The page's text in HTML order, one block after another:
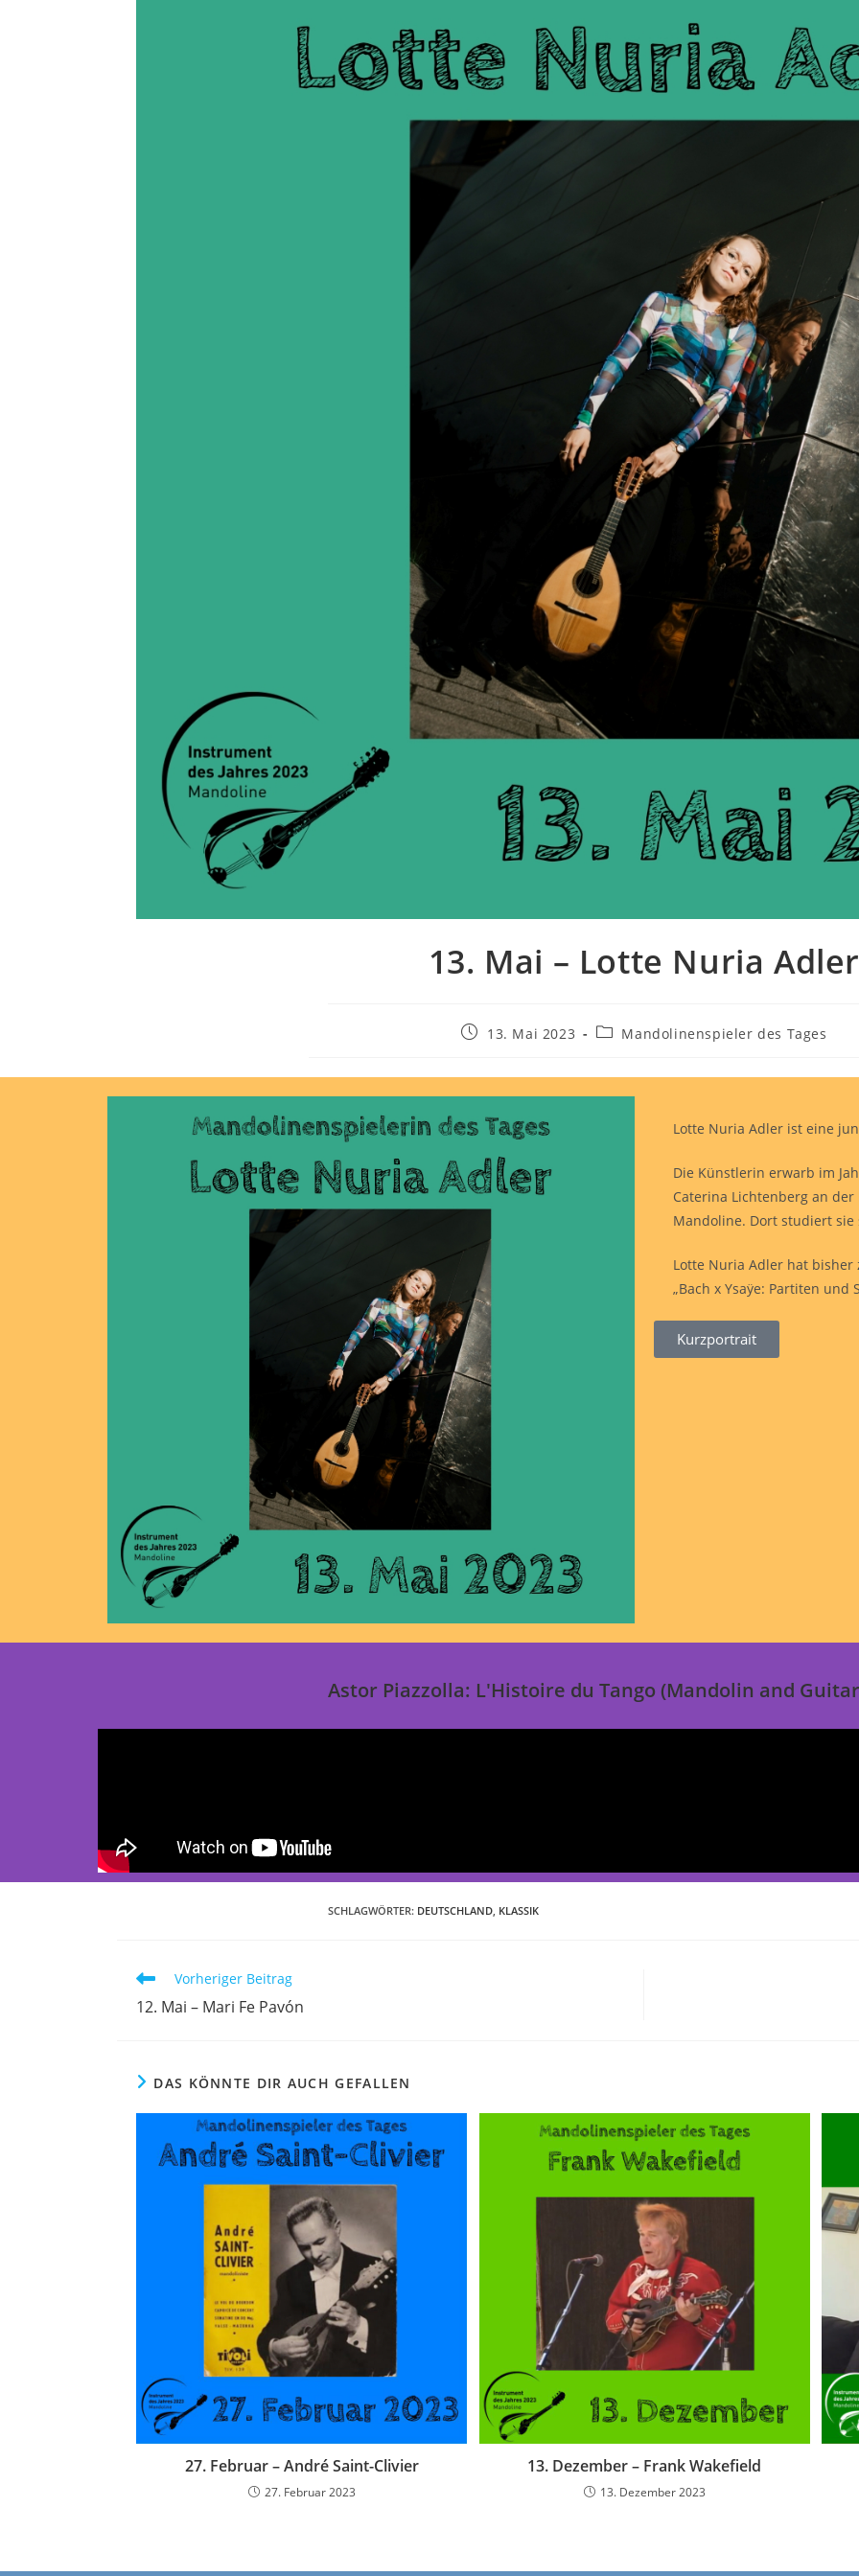
13. Mai – Lotte Nuria Adler
13. Mai 2023 Mandolinenspieler des Tages
Lotte Nuria Adler ist eine
Die Künstlerin erwarb im
Caterina Lichtenberg an
Mandoline. Dort studiert
Lotte Nuria Adler hat bisher
„Bach x Ysaÿe: Partiten und
Kurzportrait
Astor Piazzolla: L'Histoire du Tango (Mandolin and
SCHLAGWÖRTER: DEUTSCHLAND, KLASSIK
Vorheriger Beitrag
12. Mai – Mari Fe Pavón
DAS KÖNNTE DIR AUCH GEFALLEN
27. Februar – André Saint-Clivier
27. Februar 2023
13. Dezember – Frank Wakefield
13. Dezember 2023